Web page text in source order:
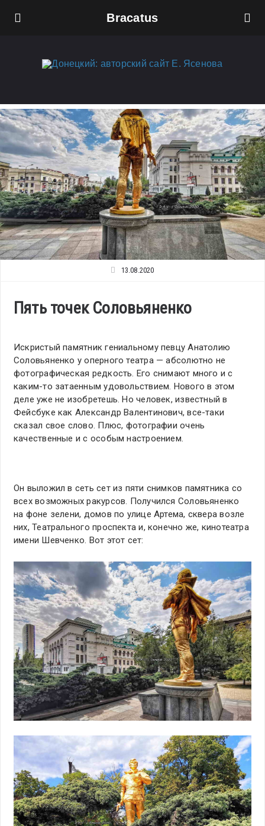
Bracatus
13.08.2020
Пять точек Соловьяненко
Искристый памятник гениальному певцу Анатолию
Соловьяненко у оперного театра — абсолютно не
фотографическая редкость. Его снимают много и с
каким-то затаенным удовольствием. Нового в этом
деле уже не изобретешь. Но человек, известный в
Фейсбуке как Александр Валентинович, все-таки
сказал свое слово. Плюс, фотографии очень
качественные и с особым настроением.
Он выложил в сеть сет из пяти снимков памятника со
всех возможных ракурсов. Получился Соловьяненко
на фоне зелени, домов по улице Артема, сквера возле
них, Театрального проспекта и, конечно же, кинотеатра
имени Шевченко. Вот этот сет: